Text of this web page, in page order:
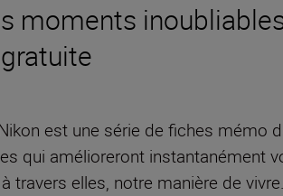
moments
est une série de fiches mémo
qui amélioreront instantanément
travers elles, notre manière de